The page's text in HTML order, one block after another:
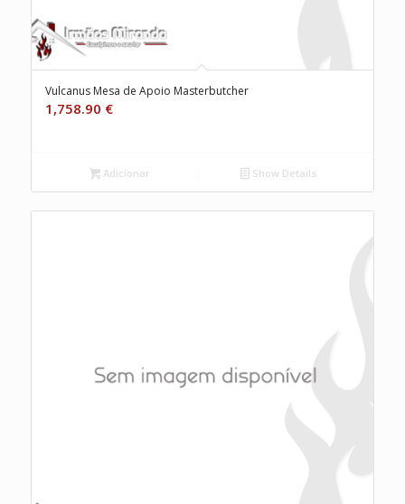
Vulcanus Mesa de Apoio Masterbutcher
1,758.90 €
Adicionar Show Details